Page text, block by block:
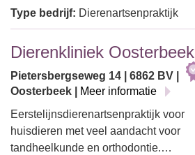
Type bedrijf: Dierenartsenpraktijk
Dierenkliniek Oosterbeek
Pietersbergseweg 14 | 6862 BV |
Oosterbeek |
Meer informatie
Eerstelijnsdierenartsenpraktijk voor
huisdieren met veel aandacht voor
tandheelkunde en orthodontie.…